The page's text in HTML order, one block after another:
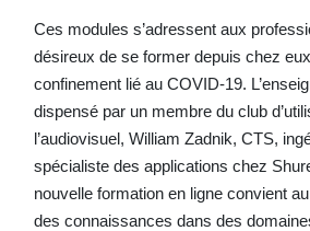
Ces modules s’adressent aux
désireux de se former depuis chez
confinement lié au COVID-19.
dispensé par un membre du club
l’audiovisuel, William Zadnik, CTS,
spécialiste des applications chez
nouvelle formation en ligne convient
des connaissances dans des